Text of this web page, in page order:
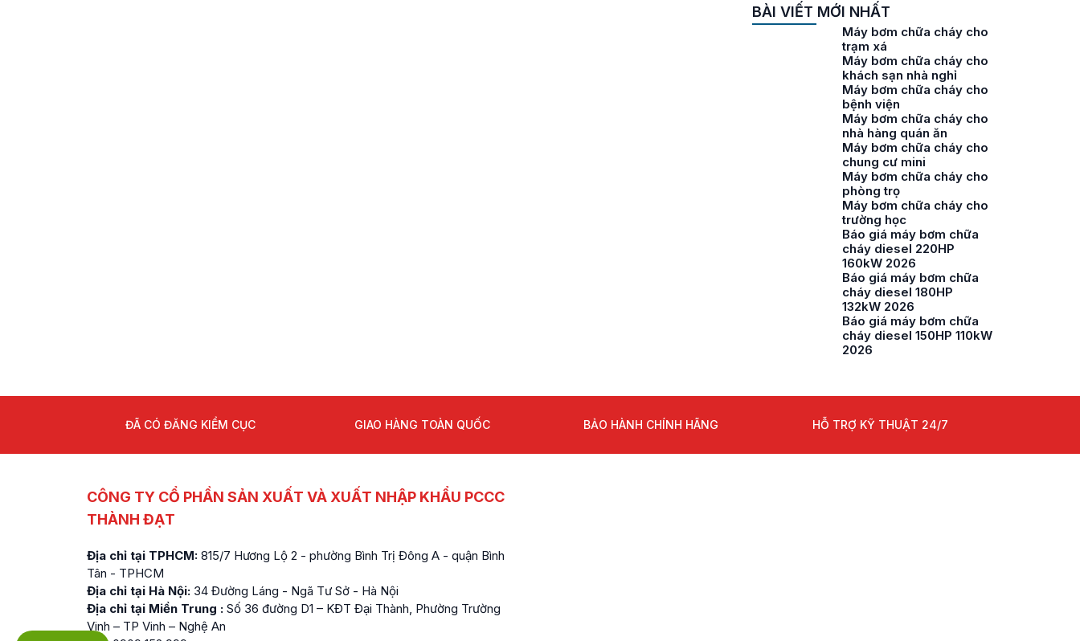
BÀI VIẾT MỚI NHẤT
Máy bơm chữa cháy cho
trạm xá
Máy bơm chữa cháy cho
khách sạn nhà nghỉ
Máy bơm chữa cháy cho
bệnh viện
Máy bơm chữa cháy cho
nhà hàng quán ăn
Máy bơm chữa cháy cho
chung cư mini
Máy bơm chữa cháy cho
phòng trọ
Máy bơm chữa cháy cho
trường học
Báo giá máy bơm chữa
cháy diesel 220HP
160kW 2026
Báo giá máy bơm chữa
cháy diesel 180HP
132kW 2026
Báo giá máy bơm chữa
cháy diesel 150HP 110kW
2026
ĐÃ CÓ ĐĂNG KIỂM CỤC GIAO HÀNG TOÀN QUỐC BẢO HÀNH CHÍNH HÃNG HỖ TRỢ KỸ THUẬT 24/7
CÔNG TY CỔ PHẦN SẢN XUẤT VÀ XUẤT NHẬP KHẨU PCCC
THÀNH ĐẠT
Địa chỉ tại TPHCM: 815/7 Hương Lộ 2 - phường Bình Trị Đông A - quận Bình
Tân - TPHCM
Địa chỉ tại Hà Nội: 34 Đường Láng - Ngã Tư Sở - Hà Nội
Địa chỉ tại Miền Trung : Số 36 đường D1 – KĐT Đại Thành, Phường Trường
Vinh – TP Vinh – Nghệ An